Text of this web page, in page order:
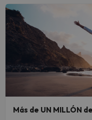
Más de UN MILLÓN